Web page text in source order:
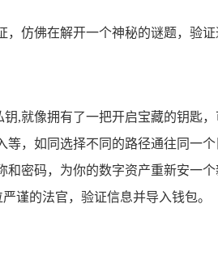
仿佛在解开一个神秘的谜题，验证
,就像拥有了一把开启宝藏的钥匙，
，如同选择不同的路径通往同一个
密码，为你的数字资产重新安一个
谨的法官，验证信息并导入钱包。